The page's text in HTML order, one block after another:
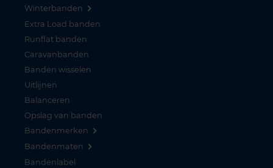
Winterbanden
Extra Load banden
Runflat banden
Caravanbanden
Banden wisselen
Uitlijnen
Balanceren
Opslag van banden
Bandenmerken
Bandenmaten
Bandenlabel